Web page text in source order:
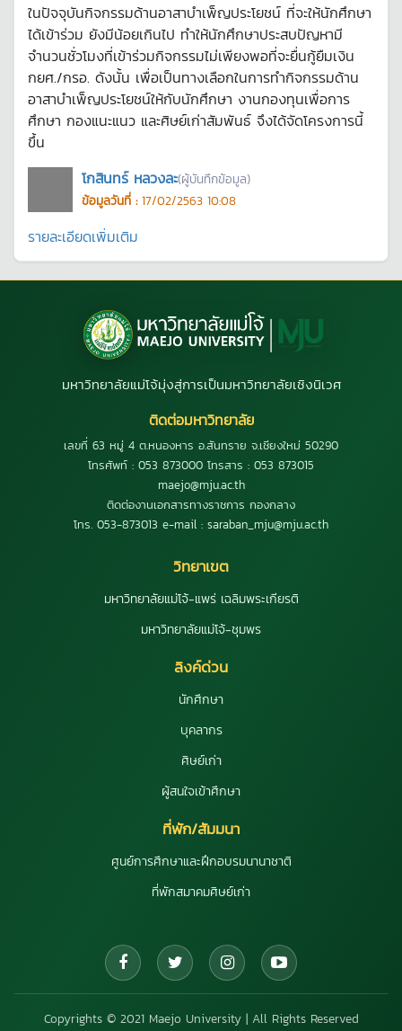
ในปัจจุบันกิจกรรมด้านอาสาบำเพ็ญประโยชน์ ที่จะให้นักศึกษา
ได้เข้าร่วม ยังมีน้อยเกินไป ทำให้นักศึกษาประสบปัญหามี
จำนวนชั่วโมงที่เข้าร่วมกิจกรรมไม่เพียงพอที่จะยื่นกู้ยืมเงิน
กยศ./กรอ. ดังนั้น เพื่อเป็นทางเลือกในการทำกิจกรรมด้าน
อาสาบำเพ็ญประโยชน์ให้กับนักศึกษา งานกองทุนเพื่อการ
ศึกษา กองแนะแนว และศิษย์เก่าสัมพันธ์ จึงได้จัดโครงการนี้
ขึ้น
โกสินทร์ หลวงละ(ผู้บันทึกข้อมูล)
ข้อมูลวันที่ : 17/02/2563 10:08
รายละเอียดเพิ่มเติม
มหาวิทยาลัยแม่โจ้มุ่งสู่การเป็นมหาวิทยาลัยเชิงนิเวศ
ติดต่อมหาวิทยาลัย
เลขที่ 63 หมู่ 4 ต.หนองหาร อ.สันทราย จ.เชียงใหม่ 50290
โทรศัพท์ : 053 873000 โทรสาร : 053 873015
maejo@mju.ac.th
ติดต่องานเอกสารทางราชการ กองกลาง
โทร. 053-873013 e-mail : saraban_mju@mju.ac.th
วิทยาเขต
มหาวิทยาลัยแม่โจ้-แพร่ เฉลิมพระเกียรติ
มหาวิทยาลัยแม่โจ้-ชุมพร
ลิงค์ด่วน
นักศึกษา
บุคลากร
ศิษย์เก่า
ผู้สนใจเข้าศึกษา
ที่พัก/สัมมนา
ศูนย์การศึกษาและฝึกอบรมนานาชาติ
ที่พักสมาคมศิษย์เก่า
Copyrights © 2021 Maejo University | All Rights Reserved